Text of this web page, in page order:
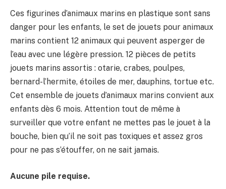
Ces figurines d’animaux marins en plastique sont sans
danger pour les enfants, le set de jouets pour animaux
marins contient 12 animaux qui peuvent asperger de
l’eau avec une légère pression. 12 pièces de petits
jouets marins assortis : otarie, crabes, poulpes,
bernard-l’hermite, étoiles de mer, dauphins, tortue etc.
Cet ensemble de jouets d’animaux marins convient aux
enfants dès 6 mois. Attention tout de même à
surveiller que votre enfant ne mettes pas le jouet à la
bouche, bien qu’il ne soit pas toxiques et assez gros
pour ne pas s’étouffer, on ne sait jamais.
Aucune pile requise.